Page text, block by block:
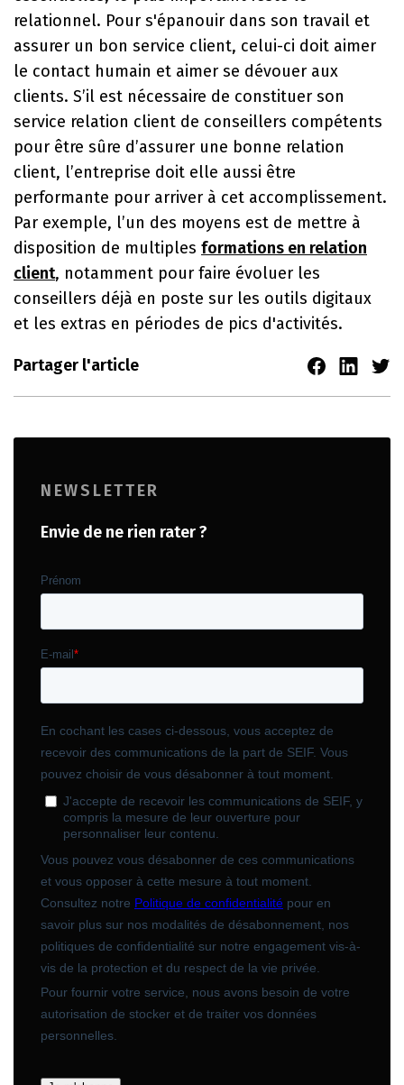
relationnel. Pour s'épanouir dans son travail et
assurer un bon service client, celui-ci doit aimer
le contact humain et aimer se dévouer aux
clients. S’il est nécessaire de constituer son
service relation client de conseillers compétents
pour être sûre d’assurer une bonne relation
client, l’entreprise doit elle aussi être
performante pour arriver à cet accomplissement.
Par exemple, l’un des moyens est de mettre à
disposition de multiples formations en relation
client, notamment pour faire évoluer les
conseillers déjà en poste sur les outils digitaux
et les extras en périodes de pics d'activités.
Partager l'article
NEWSLETTER
Envie de ne rien rater ?